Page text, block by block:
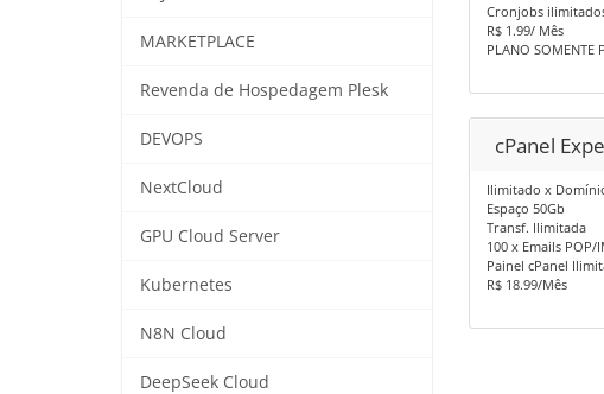
MARKETPLACE
Revenda de Hospedagem Plesk
DEVOPS
NextCloud
GPU Cloud Server
Kubernetes
N8N Cloud
DeepSeek Cloud
Cronjobs
R$ 1.99/ Mês
PLANO SOMENTE
cPanel
Ilimitado x
Espaço 50Gb
Transf. Ilimitada
100 x Emails POP/
Painel cPanel
R$ 18.99/Mês